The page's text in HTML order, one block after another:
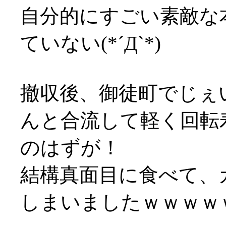
自分的にすごい素敵
ていない(*´Д`*)
撤収後、御徒町でじ
んと合流して軽く回
のはずが！
結構真面目に食べて
しまいましたｗｗｗｗ